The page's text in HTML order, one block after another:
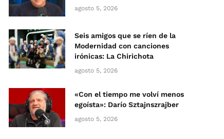
agosto 5, 2026
Seis amigos que se ríen de la
Modernidad con canciones
irónicas: La Chirichota
agosto 5, 2026
«Con el tiempo me volví menos
egoísta»: Darío Sztajnszrajber
agosto 5, 2026